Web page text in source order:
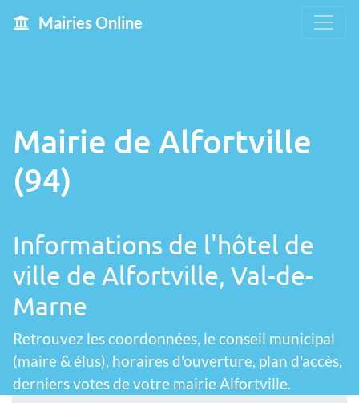
Mairies Online
Mairie de Alfortville
(94)
Informations de l'hôtel de
ville de Alfortville, Val-de-
Marne
Retrouvez les coordonnées, le conseil municipal
(maire & élus), horaires d'ouverture, plan d'accès,
derniers votes de votre mairie Alfortville.